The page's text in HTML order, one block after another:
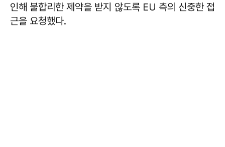
인해 불합리한 제약을 받지 않도록 EU 측의 신중한 접
근을 요청했다.